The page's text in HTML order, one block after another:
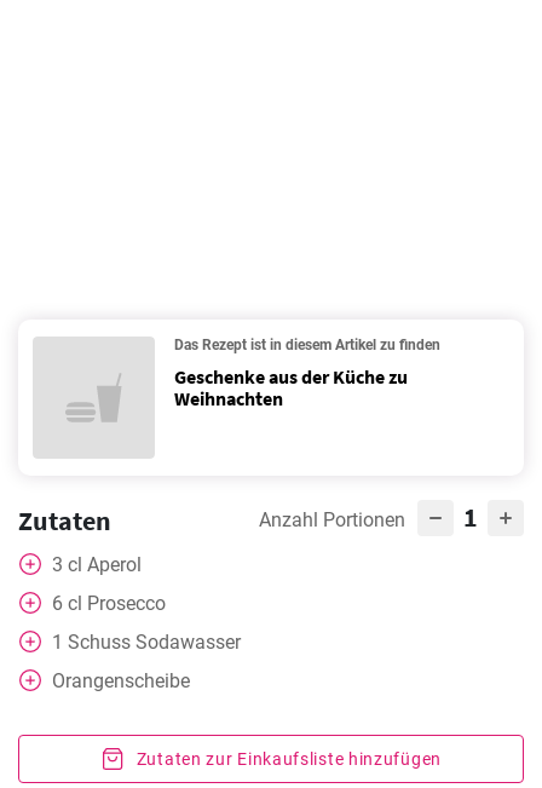
Das Rezept ist in diesem Artikel zu finden
Geschenke aus der Küche zu
Weihnachten
Zutaten Anzahl Portionen 1
3 cl Aperol
6 cl Prosecco
1 Schuss Sodawasser
Orangenscheibe
Zutaten zur Einkaufsliste hinzufügen